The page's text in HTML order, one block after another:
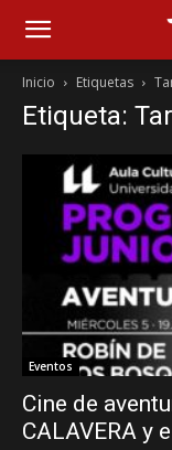
Inicio Etiquetas
Etiqueta:
Eventos
Cine de
CALAVERA y